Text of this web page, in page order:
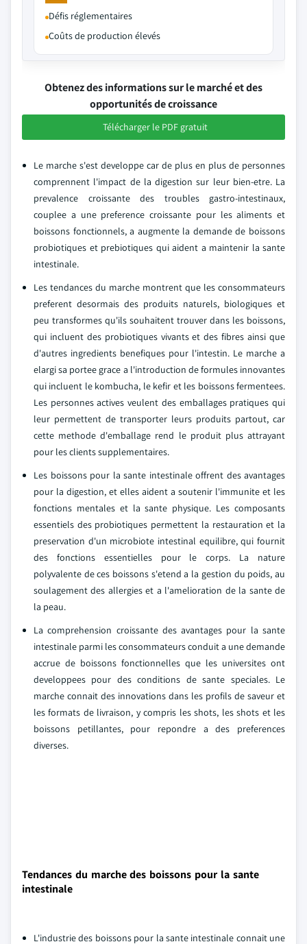
Défis réglementaires
Coûts de production élevés
Obtenez des informations sur le marché et des
opportunités de croissance
Télécharger le PDF gratuit
Le marche s'est developpe car de plus en plus de personnes
comprennent l'impact de la digestion sur leur bien-etre. La
prevalence croissante des troubles gastro-intestinaux,
couplee a une preference croissante pour les aliments et
boissons fonctionnels, a augmente la demande de boissons
probiotiques et prebiotiques qui aident a maintenir la sante
intestinale.
Les tendances du marche montrent que les consommateurs
preferent desormais des produits naturels, biologiques et
peu transformes qu'ils souhaitent trouver dans les boissons,
qui incluent des probiotiques vivants et des fibres ainsi que
d'autres ingredients benefiques pour l'intestin. Le marche a
elargi sa portee grace a l'introduction de formules innovantes
qui incluent le kombucha, le kefir et les boissons fermentees.
Les personnes actives veulent des emballages pratiques qui
leur permettent de transporter leurs produits partout, car
cette methode d'emballage rend le produit plus attrayant
pour les clients supplementaires.
Les boissons pour la sante intestinale offrent des avantages
pour la digestion, et elles aident a soutenir l'immunite et les
fonctions mentales et la sante physique. Les composants
essentiels des probiotiques permettent la restauration et la
preservation d'un microbiote intestinal equilibre, qui fournit
des fonctions essentielles pour le corps. La nature
polyvalente de ces boissons s'etend a la gestion du poids, au
soulagement des allergies et a l'amelioration de la sante de
la peau.
La comprehension croissante des avantages pour la sante
intestinale parmi les consommateurs conduit a une demande
accrue de boissons fonctionnelles que les universites ont
developpees pour des conditions de sante speciales. Le
marche connait des innovations dans les profils de saveur et
les formats de livraison, y compris les shots, les shots et les
boissons petillantes, pour repondre a des preferences
diverses.
Tendances du marche des boissons pour la sante
intestinale
L'industrie des boissons pour la sante intestinale connait une